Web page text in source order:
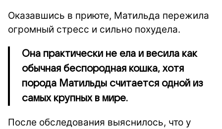
Оказавшись в приюте, Матильда пережила
огромный стресс и сильно похудела.
Она практически не ела и весила как
обычная беспородная кошка, хотя
порода Матильды считается одной из
самых крупных в мире.
После обследования выяснилось, что у